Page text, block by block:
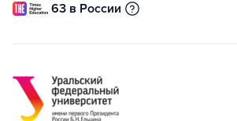
63 в России